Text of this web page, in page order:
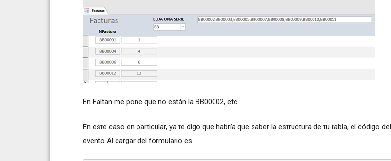
En Faltan me pone que no están la BB00002, etc.
En este caso en particular, ya te digo que habría que saber la estructura de tu tabla, el código del
evento Al cargar del formulario es